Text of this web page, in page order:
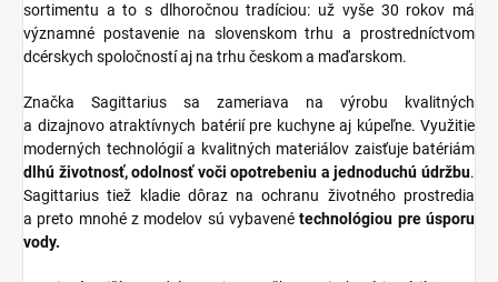
sortimentu a to s dlhoročnou tradíciou: už vyše 30 rokov má
významné postavenie na slovenskom trhu a prostredníctvom
dcérskych spoločností aj na trhu českom a maďarskom.
Značka Sagittarius sa zameriava na výrobu kvalitných
a dizajnovo atraktívnych batérií pre kuchyne aj kúpeľne. Využitie
moderných technológií a kvalitných materiálov zaisťuje batériám
dlhú životnosť, odolnosť voči opotrebeniu a jednoduchú údržbu.
Sagittarius tiež kladie dôraz na ochranu životného prostredia
a preto mnohé z modelov sú vybavenétechnológiou pre úsporu
vody.